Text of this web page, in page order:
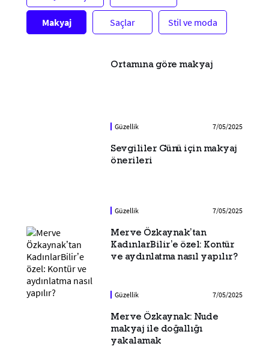
Makyaj Saçlar Stil ve moda
Ortamına göre makyaj
Güzellik 7/05/2025
Sevgililer Günü için makyaj
önerileri
Güzellik 7/05/2025
Merve Özkaynak’tan
KadınlarBilir’e özel: Kontür
ve aydınlatma nasıl yapılır?
Güzellik 7/05/2025
Merve Özkaynak: Nude
makyaj ile doğallığı
yakalamak